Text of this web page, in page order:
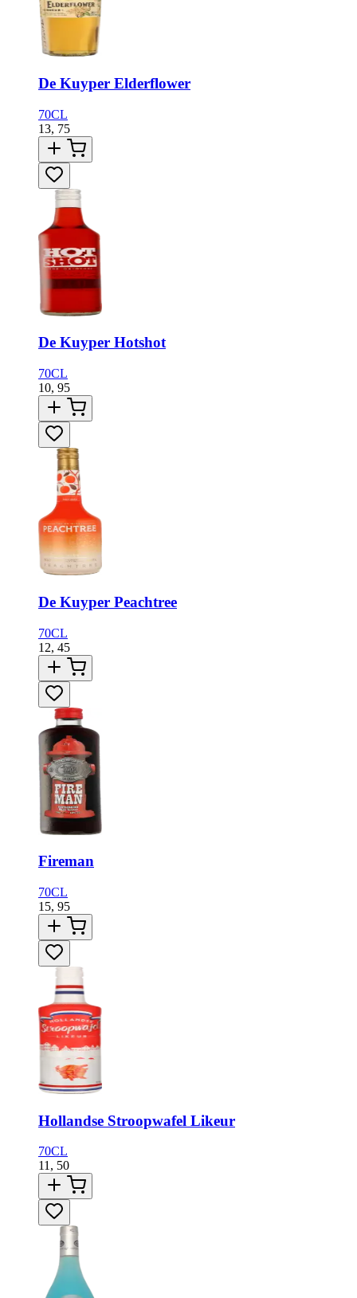
De Kuyper Elderflower
70CL
13, 75
De Kuyper Hotshot
70CL
10, 95
De Kuyper Peachtree
70CL
12, 45
Fireman
70CL
15, 95
Hollandse Stroopwafel Likeur
70CL
11, 50